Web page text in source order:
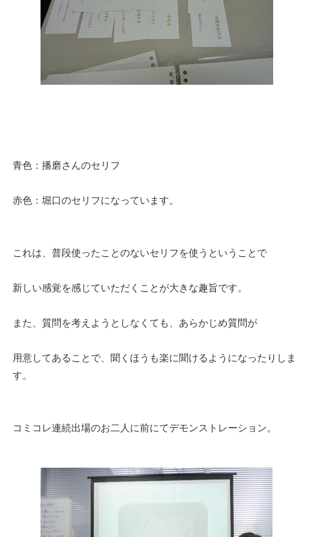
青色：播磨さんのセリフ
赤色：堀口のセリフになっています。
これは、普段使ったことのないセリフを使うということで
新しい感覚を感じていただくことが大きな趣旨です。
また、質問を考えようとしなくても、あらかじめ質問が
用意してあることで、聞くほうも楽に聞けるようになったりしま
す。
コミコレ連続出場のお二人に前にてデモンストレーション。